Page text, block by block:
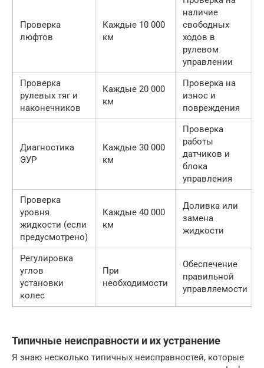
Проверка
люфтов
Каждые 10 000
км
наличие
свободных
ходов в
рулевом
управлении
Проверка
рулевых тяг и
наконечников
Каждые 20 000
км
Проверка на
износ и
повреждения
Диагностика
ЭУР
Каждые 30 000
км
Проверка
работы
датчиков и
блока
управления
Проверка
уровня
жидкости (если
предусмотрено)
Каждые 40 000
км
Доливка или
замена
жидкости
Регулировка
углов
установки
колес
При
необходимости
Обеспечение
правильной
управляемости
Типичные неисправности и их устранение
Я знаю несколько типичных неисправностей, которые